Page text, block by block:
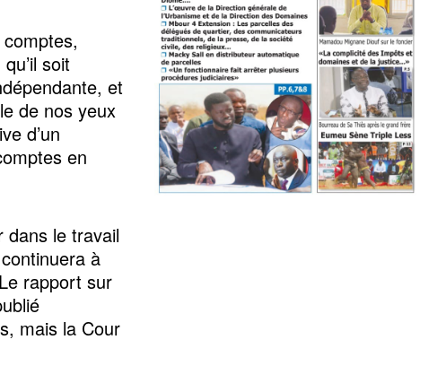
soit
et
de nos yeux
d’un
en
dans le travail
à
rapport sur
mais la Cour